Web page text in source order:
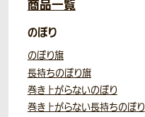
商品一覧
のぼり
のぼり旗
長持ちのぼり旗
巻き上がらないのぼり
巻き上がらない長持ちのぼり